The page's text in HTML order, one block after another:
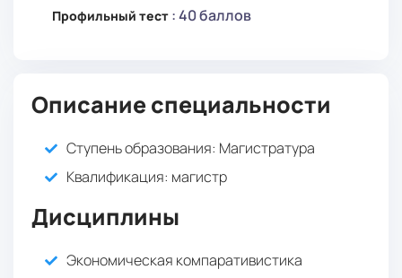
Профильный тест : 40 баллов
Описание специальности
Ступень образования: Магистратура
Квалификация: магистр
Дисциплины
Экономическая компаративистика